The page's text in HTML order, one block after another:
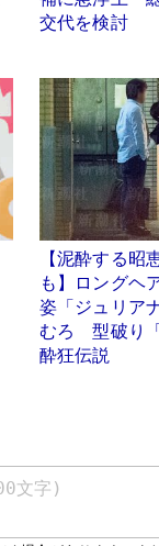
交代を検討
【泥酔する昭
も】ロングヘ
姿「ジュリア
むろ 型破り
酔狂伝説